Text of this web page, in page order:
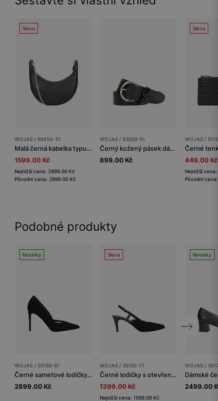
Sleva
WOJAS / 80454-51
Malá černá kabelka typu bageta se zlatým řetízkem
1599.00 Kč
Nejnižší cena: 2899.00 Kč
Původní cena: 2899.00 Kč
WOJAS / 93029-51
Černý kožený pásek dámský s ozdobným detailem
899.00 Kč
Sleva
WOJAS /
449.00 Kč
Nejnižší
Původní
Podobné produkty
Novinky
WOJAS / 35180-81
Černé sametové lodičky na vysokém podpatku
2899.00 Kč
Sleva
WOJAS / 35192-71
Černé lodičky s otevřenou patou
1399.00 Kč
Nejnižší cena: 1599.00 Kč
Novinky
WOJAS /
2499.00